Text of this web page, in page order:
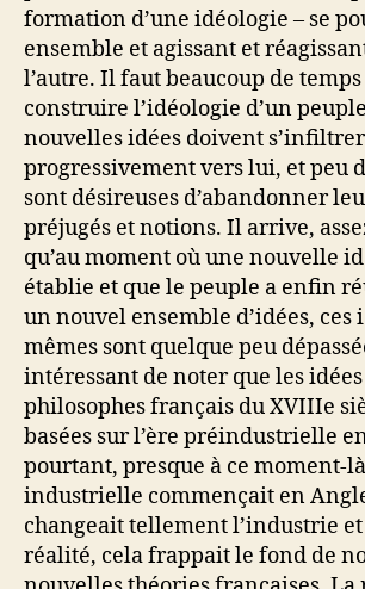
formation d’une idéologie – se
ensemble et agissant et
l’autre. Il faut beaucoup de
construire l’idéologie d’un
nouvelles idées doivent s’infiltrer
progressivement vers lui, et peu
sont désireuses d’abandonner
préjugés et notions. Il arrive,
qu’au moment où une nouvelle
établie et que le peuple a enfin
un nouvel ensemble d’idées, ces
mêmes sont quelque peu
intéressant de noter que les
philosophes français du XVIIIe
basées sur l’ère préindustrielle
pourtant, presque à ce moment-
industrielle commençait en
changeait tellement l’industrie
réalité, cela frappait le fond de